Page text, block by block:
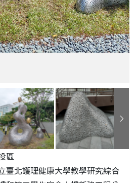
區
臺北護理健康大學教學研究綜合